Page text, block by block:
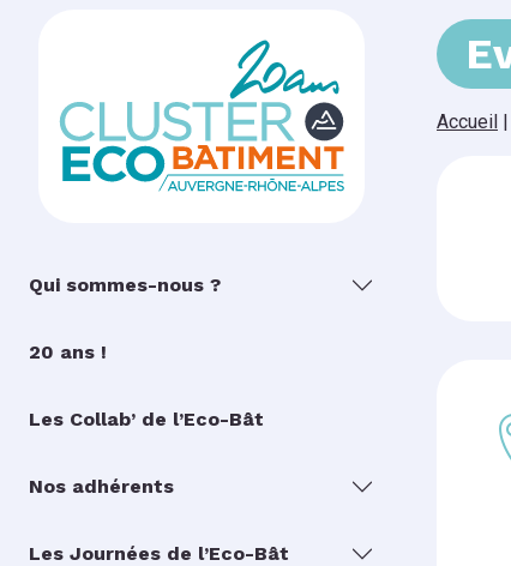
Qui sommes-nous ?
20 ans !
Les Collab’ de l’Eco-Bât
Nos adhérents
Les Journées de l’Eco-Bât
Accueil |